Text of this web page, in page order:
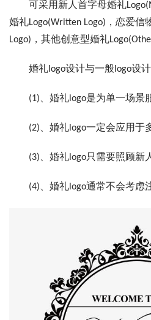
可采用新人首字母婚礼
婚礼Logo(Written Logo)，恋爱信
Logo)，其他创意型婚礼
婚礼logo设计与一般logo设计
(1)、婚礼logo是为单一场景服
(2)、婚礼logo一定会应用于多
(3)、婚礼logo只需要照顾新人
(4)、婚礼logo通常不会考虑注